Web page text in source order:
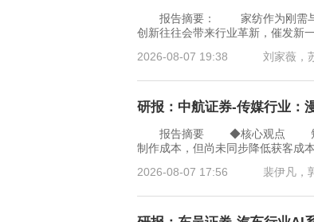
报告摘要： 家纺作为刚需与可
创新往往会带来行业革新，催发新
2026-08-07 19:38
刘家薇，
研报：中航证券-传媒行业：
报告摘要 ◆核心观点 短剧行
制作成本，但尚未同步降低获客成
2026-08-07 17:56
裴伊凡，